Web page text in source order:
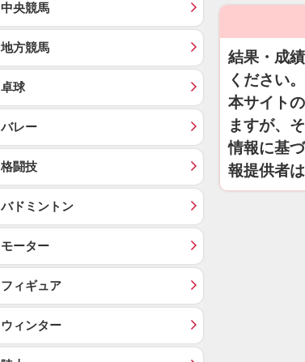
結果・成
ください。
本サイト
ますが、
情報に基
報提供者
中央競馬
地方競馬
卓球
バレー
格闘技
バドミントン
モーター
フィギュア
ウィンター